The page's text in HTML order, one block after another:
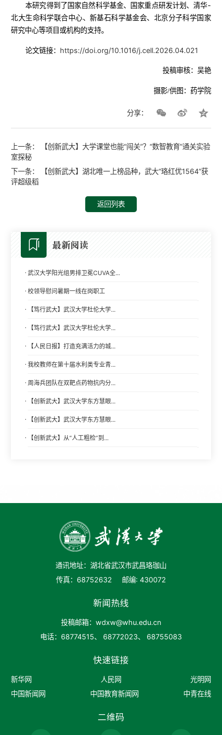
本研究得到了国家自然科学基金、国家重点研发计划、清华-
北大生命科学联合中心、新基石科学基金会、北京分子科学国家
研究中心等项目或机构的支持。
论文链接： https://doi.org/10.1016/j.cell.2026.04.021
投稿审核：吴艳
摄影/供图：药学院
分享：
上一条：
【创新武大】大学课堂也能“闯关”？“数智教育”通关实验
室探秘
下一条：
【创新武大】湖北唯一上榜品种，武大“珞红优1564”获
评超级稻
返回列表
最新阅读
· 武汉大学阳光组男排卫冕CUVA全...
· 校领导慰问暑期一线在岗职工
· 【笃行武大】武汉大学杜伦大学...
· 【笃行武大】武汉大学杜伦大学...
· 【人民日报】打造充满活力的城...
· 我校教师在第十届水利类专业青...
· 周海兵团队在双靶点药物抗内分...
· 【创新武大】武汉大学东方慧眼...
· 【创新武大】武汉大学东方慧眼...
· 【创新武大】从“人工粗检”到...
通讯地址：湖北省武汉市武昌珞珈山
传真：68752632
邮编: 430072
新闻热线
投稿邮箱：wdxw@whu.edu.cn
电话：68774515、 68772023、 68755083
快速链接
新华网 人民网
光明网
中国新闻网
中国教育新闻网 中青在线
二维码